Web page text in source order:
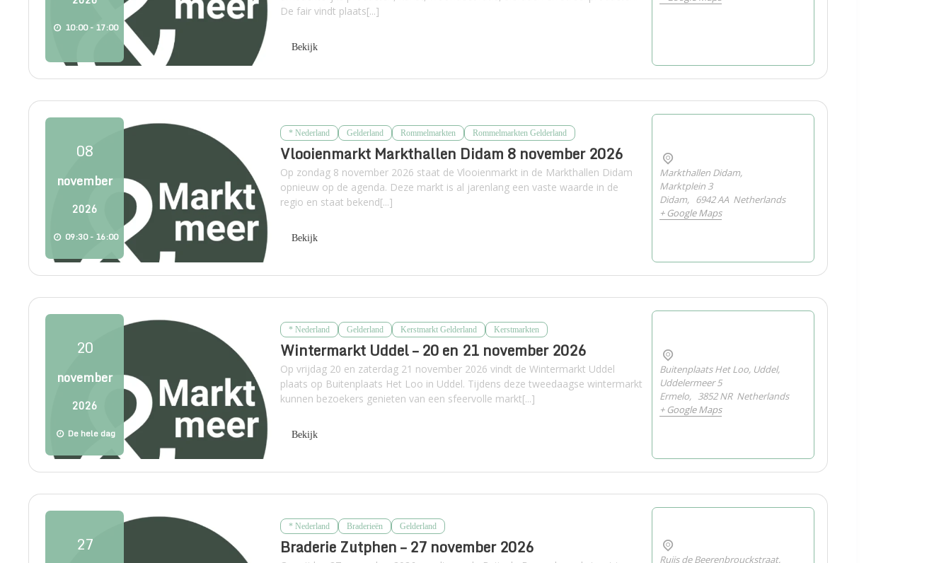
10:00 - 17:00
De fair vindt plaats[...]
Bekijk
08
november
2026
09:30 - 16:00
* Nederland Gelderland Rommelmarkten Rommelmarkten Gelderland
Vlooienmarkt Markthallen Didam 8 november 2026
Op zondag 8 november 2026 staat de Vlooienmarkt in de Markthallen Didam
opnieuw op de agenda. Deze markt is al jarenlang een vaste waarde in de
regio en staat bekend[...]
Bekijk
Markthallen Didam,
Marktplein 3
Didam, 6942 AA Netherlands
+ Google Maps
20
november
2026
De hele dag
* Nederland Gelderland Kerstmarkt Gelderland Kerstmarkten
Wintermarkt Uddel – 20 en 21 november 2026
Op vrijdag 20 en zaterdag 21 november 2026 vindt de Wintermarkt Uddel
plaats op Buitenplaats Het Loo in Uddel. Tijdens deze tweedaagse wintermarkt
kunnen bezoekers genieten van een sfeervolle markt[...]
Bekijk
Buitenplaats Het Loo, Uddel,
Uddelermeer 5
Ermelo, 3852 NR Netherlands
+ Google Maps
27
* Nederland Braderieën Gelderland
Braderie Zutphen – 27 november 2026
Ruijs de Beerenbrouckstraat,